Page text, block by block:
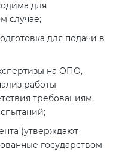
для
случае;
для подачи в
на ОПО,
работы
требованиям,
(утверждают
государством